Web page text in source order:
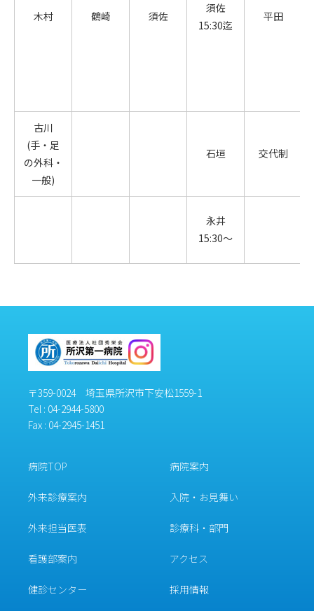
木村 鶴崎 須佐
須佐
15:30迄
平田
古川
(手・足
の外科・
一般)
石垣 交代制
永井
15:30～
〒359-0024 埼玉県所沢市下安松1559-1
Tel : 04-2944-5800
Fax : 04-2945-1451
病院TOP 病院案内
外来診療案内 入院・お見舞い
外来担当医表 診療科・部門
看護部案内 アクセス
健診センター 採用情報